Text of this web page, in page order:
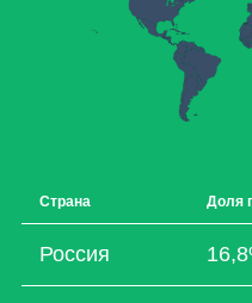
Страна Доля
Россия